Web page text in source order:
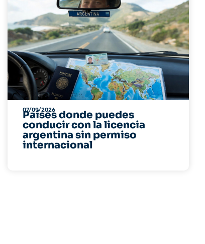
07/09/2026
Países donde puedes
conducir con la licencia
argentina sin permiso
internacional